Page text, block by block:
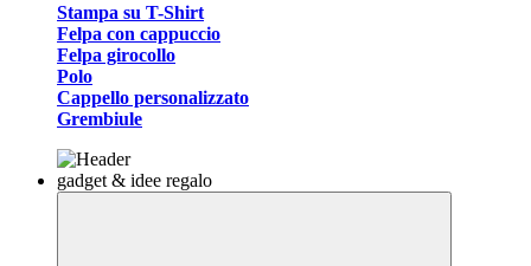
Stampa su T-Shirt
Felpa con cappuccio
Felpa girocollo
Polo
Cappello personalizzato
Grembiule
gadget & idee regalo